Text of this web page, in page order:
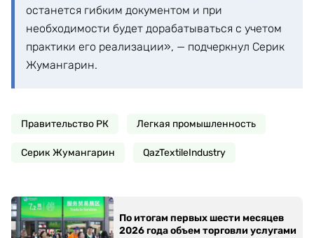
останется гибким документом и при
необходимости будет дорабатываться с учетом
практики его реализации», — подчеркнул Серик
Жумангарин.
Правительство РК Легкая промышленность
Серик Жумангарин QazTextileIndustry
По итогам первых шести месяцев
2026 года объем торговли услугами